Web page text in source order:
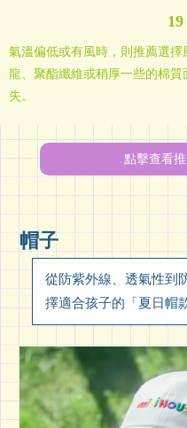
氣溫偏低或有風時，則推薦選
龍、聚酯纖維或稍厚一些的棉
失。
點擊查看
帽子
從防紫外線、透氣性到
擇適合孩子的「夏日帽